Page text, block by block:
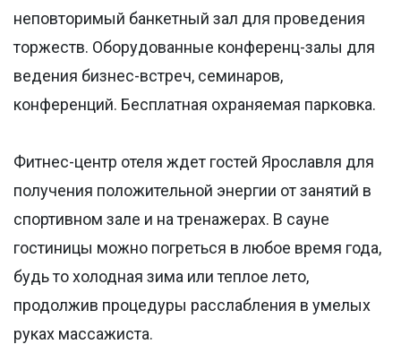
неповторимый банкетный зал для проведения
торжеств. Оборудованные конференц-залы для
ведения бизнес-встреч, семинаров,
конференций. Бесплатная охраняемая парковка.
Фитнес-центр отеля ждет гостей Ярославля для
получения положительной энергии от занятий в
спортивном зале и на тренажерах. В сауне
гостиницы можно погреться в любое время года,
будь то холодная зима или теплое лето,
продолжив процедуры расслабления в умелых
руках массажиста.